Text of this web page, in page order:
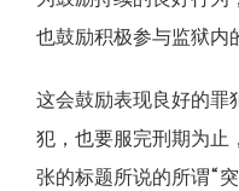
也鼓励积极参与监狱内
这会鼓励表现良好的罪
犯，也要服完刑期为止
张的标题所说的所谓“